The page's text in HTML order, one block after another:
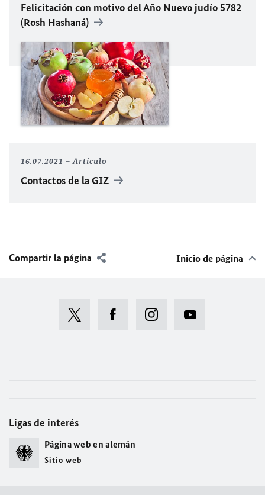
Felicitación con motivo del Año Nuevo judío 5782
(Rosh Hashaná)
16.07.2021 Artículo
Contactos de la GIZ
Compartir la página Inicio de página
Ligas de interés
Página web en alemán
Sitio web